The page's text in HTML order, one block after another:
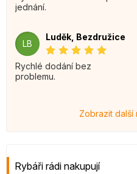
jednání.
LB
Luděk, Bezdružice
Rychlé dodání bez
problemu.
Zobrazit další
Rybáři rádi nakupují